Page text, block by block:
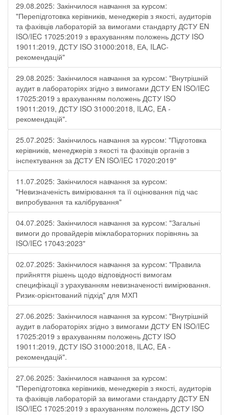
29.08.2025: Закінчилося навчання за курсом:
"Перепідготовка керівників, менеджерів з якості, аудиторів
та фахівців лабораторій за вимогами стандарту ДСТУ EN
ISO/IEC 17025:2019 з врахуванням положень ДСТУ ISO
19011:2019, ДСТУ ISO 31000:2018, ЕА, ILAC-
рекомендацій"
29.08.2025: Закінчилося навчання за курсом: "Внутрішній
аудит в лабораторіях згідно з вимогами ДСТУ EN ISO/IEC
17025:2019 з врахуванням положень ДСТУ ISO
19011:2019, ДСТУ ISO 31000:2018, ILAC, EA -
рекомендацій".
25.07.2025: Закінчилось навчання за курсом: "Підготовка
керівників, менеджерів з якості та фахівців органів з
інспектування за ДСТУ EN ISO/IEC 17020:2019"
11.07.2025: Закінчилося навчання за курсом:
"Невизначеність вимірювання та її оцінювання під час
випробування та калібрування"
04.07.2025: Закінчилося навчання за курсом: "Загальні
вимоги до провайдерів міжлабораторних порівнянь за
ISO/IEC 17043:2023"
02.07.2025: Закінчилося навчання за курсом: "Правила
прийняття рішень щодо відповідності вимогам
специфікації з урахуванням невизначеності вимірювання.
Ризик-орієнтований підхід" для МХП
27.06.2025: Закінчилося навчання за курсом: "Внутрішній
аудит в лабораторіях згідно з вимогами ДСТУ EN ISO/IEC
17025:2019 з врахуванням положень ДСТУ ISO
19011:2019, ДСТУ ISO 31000:2018, ILAC, EA -
рекомендацій".
27.06.2025: Закінчилося навчання за курсом:
"Перепідготовка керівників, менеджерів з якості, аудиторів
та фахівців лабораторій за вимогами стандарту ДСТУ EN
ISO/IEC 17025:2019 з врахуванням положень ДСТУ ISO